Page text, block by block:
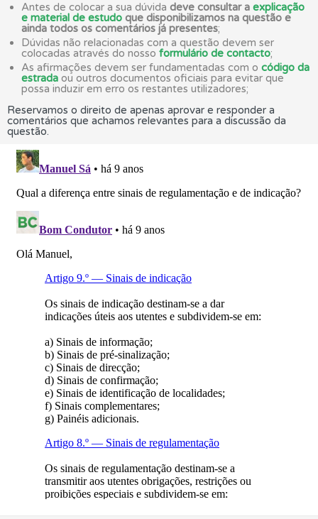
Antes de colocar a sua dúvida deve consultar a explicação
e material de estudo que disponibilizamos na questão e
ainda todos os comentários já presentes;
Dúvidas não relacionadas com a questão devem ser
colocadas através do nosso formulário de contacto;
As afirmações devem ser fundamentadas com o código da
estrada ou outros documentos oficiais para evitar que
possa induzir em erro os restantes utilizadores;
Reservamos o direito de apenas aprovar e responder a
comentários que achamos relevantes para a discussão da
questão.